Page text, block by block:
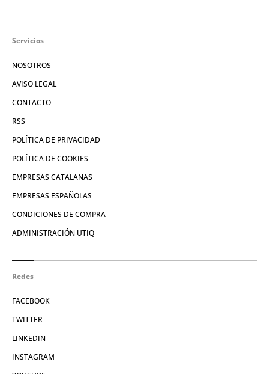
Servicios
NOSOTROS
AVISO LEGAL
CONTACTO
RSS
POLÍTICA DE PRIVACIDAD
POLÍTICA DE COOKIES
EMPRESAS CATALANAS
EMPRESAS ESPAÑOLAS
CONDICIONES DE COMPRA
ADMINISTRACIÓN UTIQ
Redes
FACEBOOK
TWITTER
LINKEDIN
INSTAGRAM